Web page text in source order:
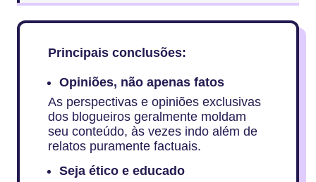
Principais conclusões:
Opiniões, não apenas fatos
As perspectivas e opiniões exclusivas
dos blogueiros geralmente moldam
seu conteúdo, às vezes indo além de
relatos puramente factuais.
Seja ético e educado